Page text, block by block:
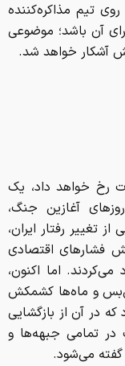
تیم مذاکره‌کننده
آن باشد؛ موضوعی
آشکار خواهد شد.
رخ خواهد داد، یک
آغازین جنگ،
تغییر رفتار ایران،
فشار‌های اقتصادی
اما اکنون،
و ماه‌ها کشمکش
در آن از بازگشایی
در تمامی جبهه‌ها و
می‌شود.